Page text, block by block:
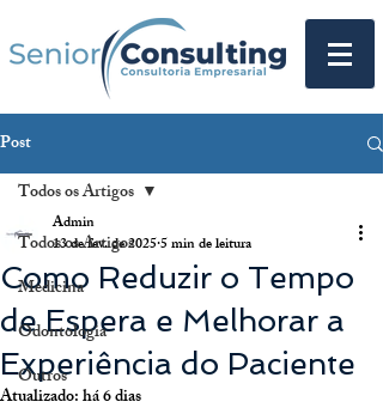
Post
Todos os Artigos
Medicina
Odontologia
Outros
Todos os Artigos
Como Reduzir o Tempo
de Espera e Melhorar a
Experiência do Paciente
Admin
13 de fev. de 20255 min de leitura
Atualizado:há 6 dias